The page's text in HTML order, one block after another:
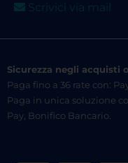
Scrivici via mail
Sicurezza negli acquisti
Paga fino a 36 rate con:
Paga in unica soluzione
Pay, Bonifico Bancario.